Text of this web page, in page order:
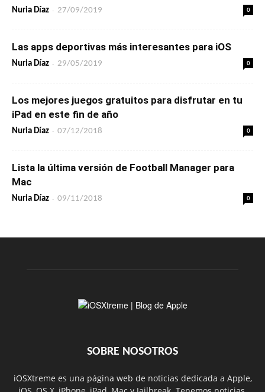
Nuria Díaz - 27/09/2019 0
Las apps deportivas más interesantes para iOS
Nuria Díaz - 29/05/2019 0
Los mejores juegos gratuitos para disfrutar en tu
iPad en este fin de año
Nuria Díaz - 07/12/2018 0
Lista la última versión de Football Manager para
Mac
Nuria Díaz - 09/11/2018 0
SOBRE NOSOTROS
iOSXtreme es una página web de noticias dedicada a Apple,